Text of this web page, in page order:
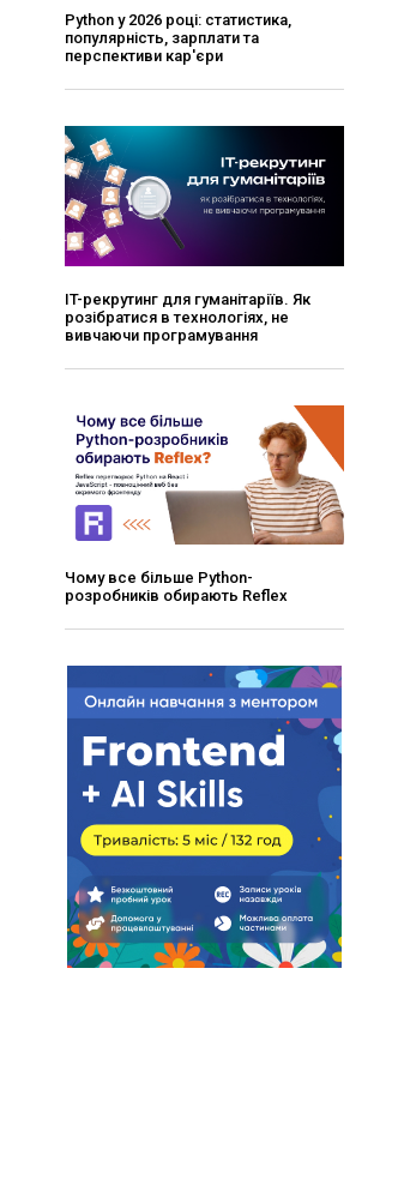
Python у 2026 році: статистика,
популярність, зарплати та
перспективи кар'єри
ІT-рекрутинг для гуманітаріїв. Як
розібратися в технологіях, не
вивчаючи програмування
Чому все більше Python-
розробників обирають Reflex